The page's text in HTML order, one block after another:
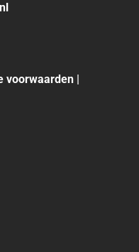
voorwaarden|